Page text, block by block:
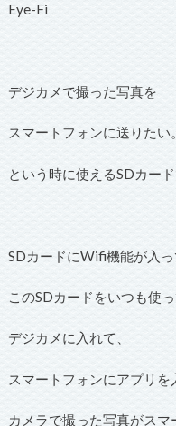
Eye-Fi
デジカメで撮った写真を
スマートフォンに送りたい。
という時に使えるSDカード
SDカードにWifi機能が入
このSDカードをいつも使
デジカメに入れて、
スマートフォンにアプリを
カメラで撮った写真がスマ